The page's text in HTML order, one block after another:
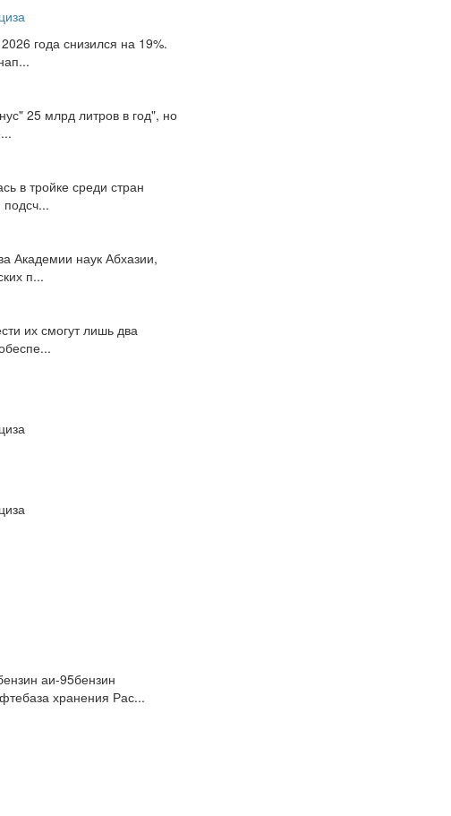
года снизился на 19%.
25 млрд литров в год", но
в тройке среди стран
Академии наук Абхазии,
п...
их смогут лишь два
аи-95бензин
хранения Рас...